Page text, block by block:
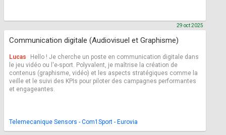
Communication digitale (Audiovisuel et Graphisme)
29 oct 2025
Lucas
Hello ! Je cherche un poste en communication digitale dans
le jeu vidéo ou l'e-sport. Polyvalent, je maîtrise la création de
contenus (graphisme, vidéo) et les aspects stratégiques comme la
veille et le suivi des KPIs pour piloter des campagnes performantes
et engageantes.
Telemecanique Sensors - Com1Sport - Eurovia